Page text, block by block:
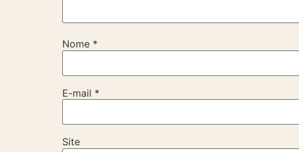
Nome *
E-mail *
Site